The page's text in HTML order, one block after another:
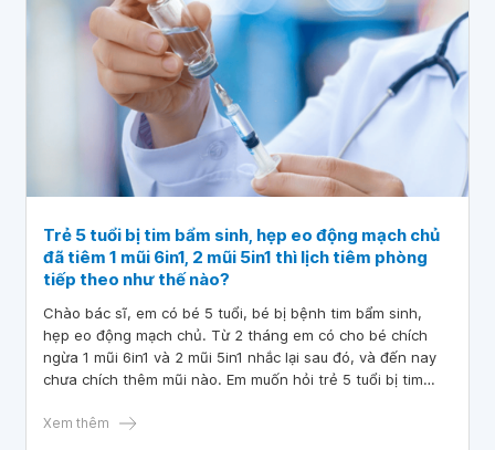
Trẻ 5 tuổi bị tim bẩm sinh, hẹp eo động mạch chủ
đã tiêm 1 mũi 6in1, 2 mũi 5in1 thì lịch tiêm phòng
tiếp theo như thế nào?
Chào bác sĩ, em có bé 5 tuổi, bé bị bệnh tim bẩm sinh,
hẹp eo động mạch chủ. Từ 2 tháng em có cho bé chích
ngừa 1 mũi 6in1 và 2 mũi 5in1 nhắc lại sau đó, và đến nay
chưa chích thêm mũi nào. Em muốn hỏi trẻ 5 tuổi bị tim
5in1 thì lịch tiêm phòng tiếp theo như thế nào ạ? Cảm ơn
Xem thêm